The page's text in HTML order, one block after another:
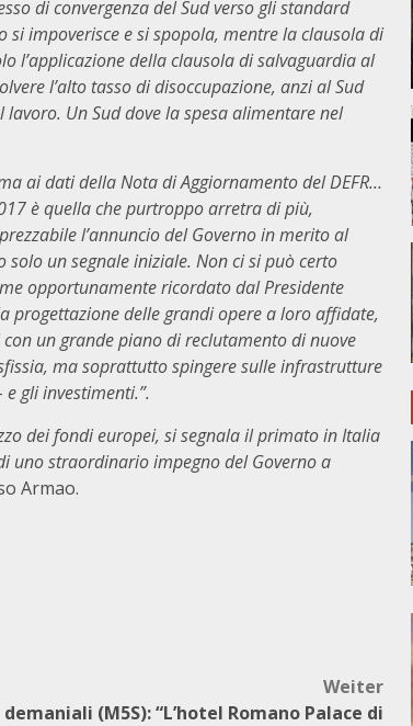
di convergenza del Sud verso gli standard
si impoverisce e si spopola, mentre la clausola di
l’applicazione della clausola di salvaguardia al
l’alto tasso di disoccupazione, anzi al Sud
Un Sud dove la spesa alimentare nel
ai dati della Nota di Aggiornamento del DEFR…
è quella che purtroppo arretra di più,
l’annuncio del Governo in merito al
un segnale iniziale. Non ci si può certo
opportunamente ricordato dal Presidente
progettazione delle grandi opere a loro affidate,
un grande piano di reclutamento di nuove
ma soprattutto spingere sulle infrastrutture
gli investimenti.”.
dei fondi europei, si segnala il primato in Italia
uno straordinario impegno del Governo a
Armao.
Weiter
demaniali (M5S): “L’hotel Romano Palace di